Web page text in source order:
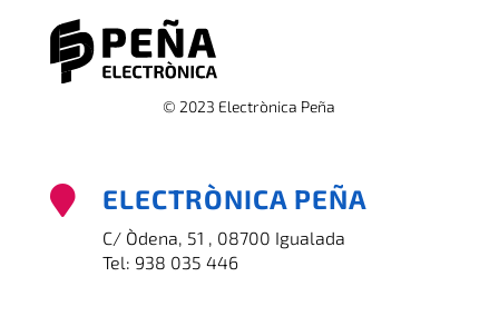
© 2023 Electrònica Peña
 ELECTRÒNICA PEÑA
C/ Òdena, 51 , 08700 Igualada
Tel: 938 035 446